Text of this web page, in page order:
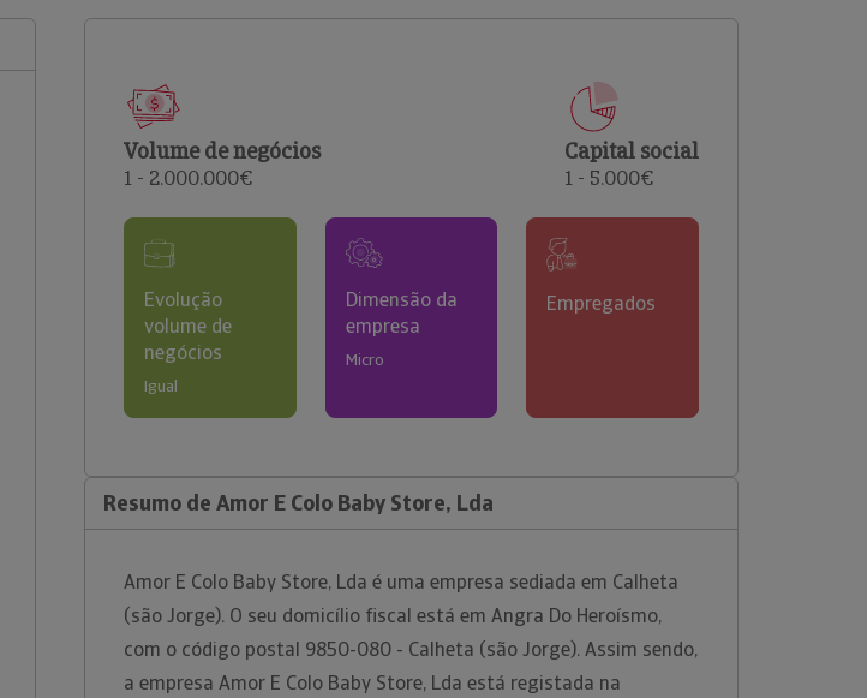
comerciais e analisar o risco de incumprimento dos
Volume de negócios
1 - 2.000.000€
Capital social
1 - 5.000€
Evolução
volume de
negócios
Igual
Dimensão da
empresa
Micro
Empregados
Resumo de Amor E Colo Baby Store, Lda
Amor E Colo Baby Store, Lda é uma empresa sediada em Calheta
(são Jorge). O seu domicílio fiscal está em Angra Do Heroísmo,
com o código postal 9850-080 - Calheta (são Jorge). Assim sendo,
a empresa Amor E Colo Baby Store, Lda está registada na